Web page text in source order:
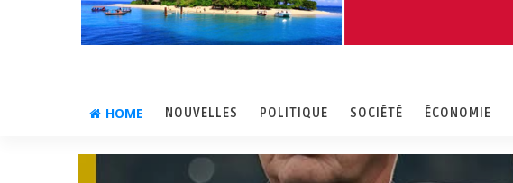
HOME NOUVELLES POLITIQUE SOCIÉTÉ ÉCONOMIE